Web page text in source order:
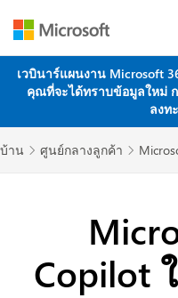
เวบินาร์แผนงาน Microsoft
คุณที่จะได้ทราบข้อมูลใหม่
ลงท
บ้าน  ศูนย์กลางลูกค้า 
Copilot